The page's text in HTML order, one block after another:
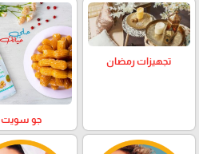
تجهيزات رمضان
جو سويت